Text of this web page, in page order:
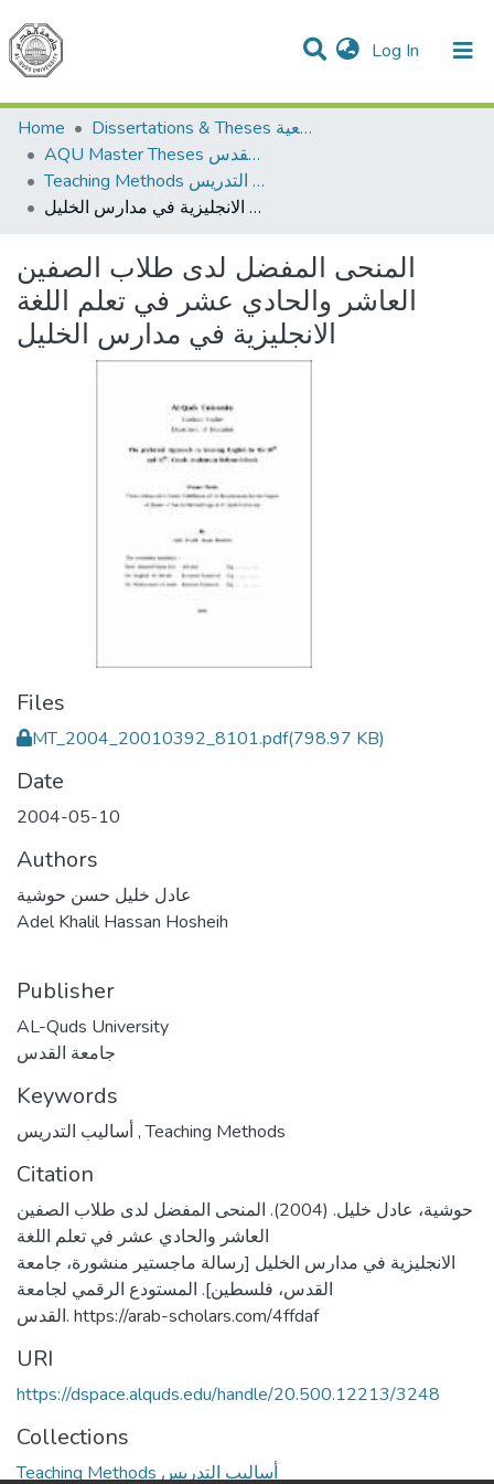
Log In (current)
Communities & Collections
All of DSpace
Home
Dissertations & Theses الرسائل الجامعية
AQU Master Theses الرسائل الجامعية الخاصة بجامعة القدس
Teaching Methods أساليب التدريس
المنحى المفضل لدى طلاب الصفين العاشر والحادي عشر في تعلم اللغة الانجليزية في مدارس الخليل
المنحى المفضل لدى طلاب الصفين
العاشر والحادي عشر في تعلم اللغة
الانجليزية في مدارس الخليل
Files
MT_2004_20010392_8101.pdf(798.97 KB)
Date
2004-05-10
Authors
عادل خليل حسن حوشية
Adel Khalil Hassan Hosheih
Publisher
AL-Quds University
جامعة القدس
Keywords
,Teaching Methods
Citation
حوشية، عادل خليل. (2004). المنحى المفضل لدى طلاب الصفين
العاشر والحادي عشر في تعلم اللغة
الانجليزية في مدارس الخليل [رسالة ماجستير منشورة، جامعة
القدس، فلسطين]. المستودع الرقمي لجامعة
القدس. https://arab-scholars.com/4ffdaf
URI
https://dspace.alquds.edu/handle/20.500.12213/3248
Collections
Teaching Methods أساليب التدريس